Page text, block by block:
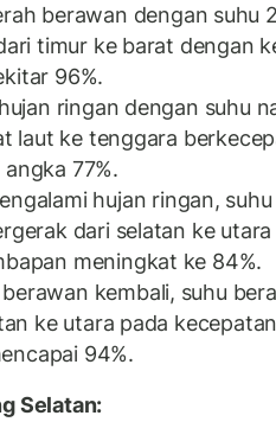
berawan dengan suhu
timur ke barat dengan
96%.
ringan dengan suhu
laut ke tenggara
77%.
hujan ringan,
dari selatan ke
meningkat ke 84%.
kembali, suhu
ke utara pada
94%.
Selatan: